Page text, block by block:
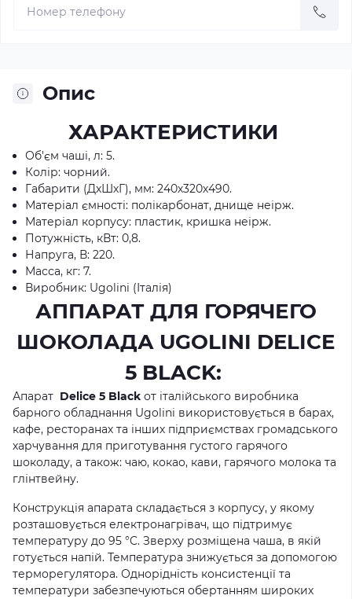
Опис
ХАРАКТЕРИСТИКИ
Об'єм чаші, л: 5.
Колір: чорний.
Габарити (ДхШхГ), мм: 240х320х490.
Матеріал ємності: полікарбонат, днище неірж.
Матеріал корпусу: пластик, кришка неірж.
Потужність, кВт: 0,8.
Напруга, В: 220.
Масса, кг: 7.
Виробник: Ugolini (Італія)
АППАРАТ ДЛЯ ГОРЯЧЕГО
ШОКОЛАДА UGOLINI DELICE
5 BLACK:
Апарат Delice 5 Black от італійського виробника
барного обладнання Ugolini використовується в барах,
кафе, ресторанах та інших підприємствах громадського
харчування для приготування густого гарячого
шоколаду, а також: чаю, кокао, кави, гарячого молока та
глінтвейну.
Конструкція апарата складається з корпусу, у якому
розташовується електронагрівач, що підтримує
температуру до 95 °C. Зверху розміщена чаша, в якій
готується напій. Температура знижується за допомогою
терморегулятора. Однорідність консистенції та
температури забезпечуються обертанням широких